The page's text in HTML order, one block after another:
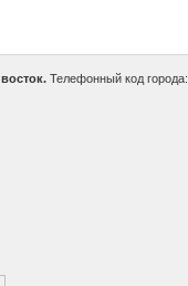
Телефонный код города: